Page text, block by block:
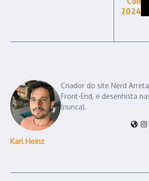
2024
Karl Heinz
Criador do site Nerd
Front-End, e desenhista
(nunca).